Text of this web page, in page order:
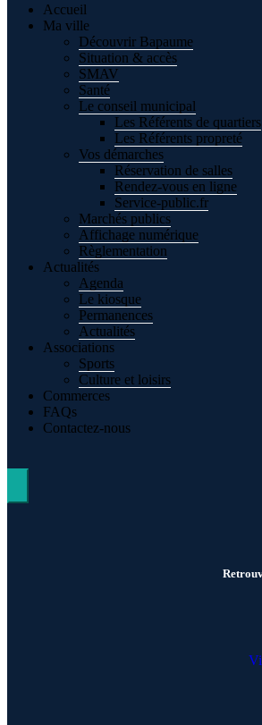
Accueil
Ma ville
Découvrir Bapaume
Situation & accès
SMAV
Santé
Le conseil municipal
Les Référents de quartiers
Les Référents propreté
Vos démarches
Réservation de salles
Rendez-vous en ligne
Service-public.fr
Marchés publics
Affichage numérique
Règlementation
Actualités
Agenda
Le kiosque
Permanences
Actualités
Associations
Sports
Culture et loisirs
Commerces
FAQs
Contactez-nous